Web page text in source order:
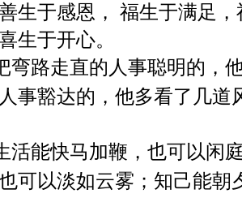
生于感恩， 福生于满足
生于开心。
弯路走直的人事聪明的，
事豁达的，他多看了几道
活能快马加鞭，也可以闲
可以淡如云雾；知己能朝